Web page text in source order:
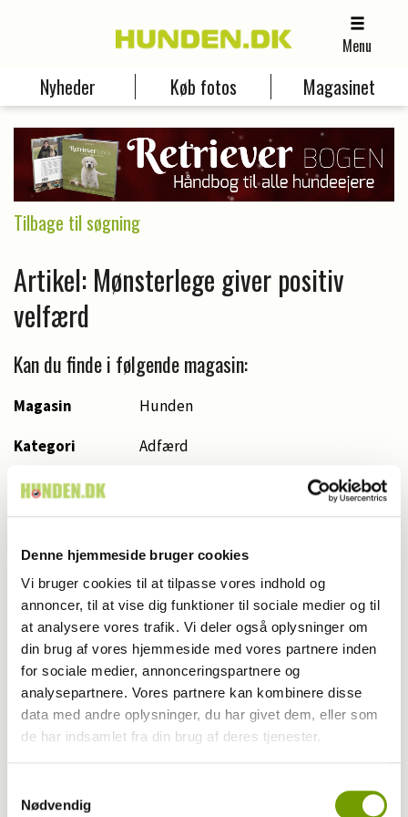
Denne hjemmeside bruger cookies
Vi bruger cookies til at tilpasse vores indhold og
annoncer, til at vise dig funktioner til sociale medier og til
at analysere vores trafik. Vi deler også oplysninger om
din brug af vores hjemmeside med vores partnere inden
for sociale medier, annonceringspartnere og
analysepartnere. Vores partnere kan kombinere disse
data med andre oplysninger, du har givet dem, eller som
de har indsamlet fra din brug af deres tjenester.
Nødvendig
Menu
Nyheder Køb fotos Magasinet
Tilbage til søgning
Artikel: Mønsterlege giver positiv
velfærd
Kan du finde i følgende magasin:
Magasin
Hunden
Kategori
Adfærd
Udgivet år
Start side nr.
86
Antal sider
5,0
Skribent
Rikke Svensson
Fotograf
Wiegaarden/Karina Green Damsgaard
Mønsterlege